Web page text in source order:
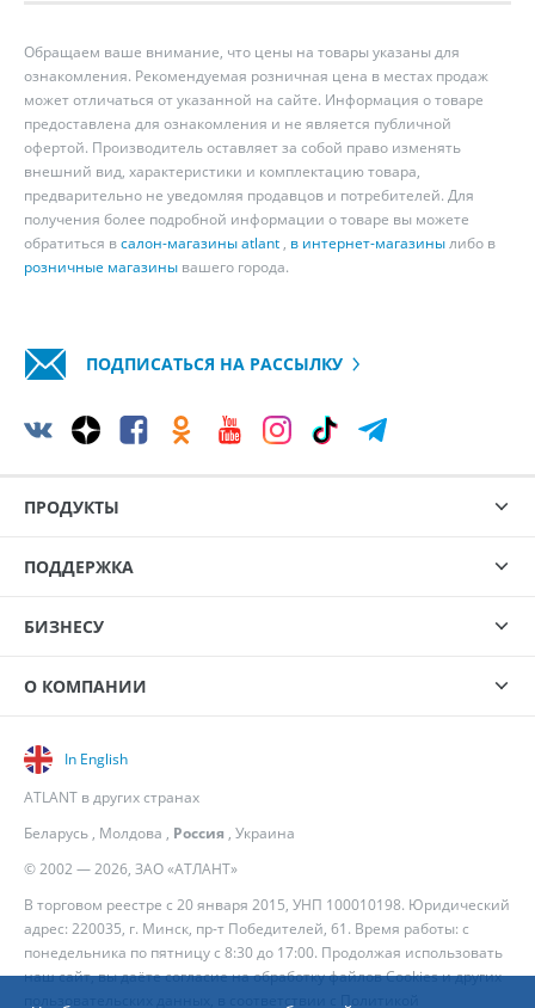
Обращаем ваше внимание, что цены на товары указаны для
ознакомления. Рекомендуемая розничная цена в местах продаж
может отличаться от указанной на сайте. Информация о товаре
предоставлена для ознакомления и не является публичной
офертой. Производитель оставляет за собой право изменять
внешний вид, характеристики и комплектацию товара,
предварительно не уведомляя продавцов и потребителей. Для
получения более подробной информации о товаре вы можете
обратиться всалон-магазины atlant, в интернет-магазинылибо в
розничные магазины вашего города.
ПОДПИСАТЬСЯ НА РАССЫЛКУ
ПРОДУКТЫ
ПОДДЕРЖКА
БИЗНЕСУ
О КОМПАНИИ
© 2002 — 2026, ЗАО «АТЛАНТ»
В торговом реестре с 20 января 2015, УНП 100010198. Юридический
адрес: 220035, г. Минск, пр-т Победителей, 61. Время работы: с
понедельника по пятницу с 8:30 до 17:00. Продолжая использовать
наш сайт, вы даёте согласие на обработку файлов Cookies и других
пользовательских данных, в соответствии с
Политикой
In English
ATLANT в других странах
Беларусь, Молдова , Россия , Украина